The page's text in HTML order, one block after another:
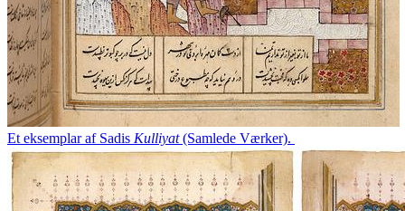
Et eksemplar af Sadis Kulliyat(Samlede Værker).